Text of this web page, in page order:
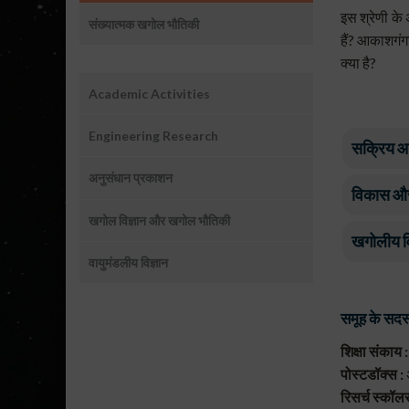
इस श्रेणी के
हैं?
क्या है?
सक्रिय
लगभग एक
नाभिक
आपूर्ति
क्योंकि यह
तंत्र है।
यह लंबे
इनमें से
विकास
खगोलीय
समूह के
शिक्षा संकाय :
पोस्टडॉक्स :
रिसर्च
संख्यात्मक खगोल भौतिकी
Research_mains
Academic Activities
Engineering Research
अनुसंधान प्रकाशन
खगोल विज्ञान और खगोल भौतिकी
वायुमंडलीय विज्ञान